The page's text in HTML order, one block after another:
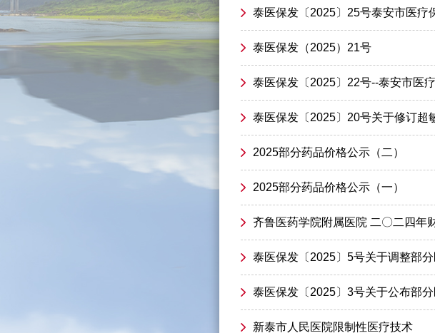
泰医保发〔2025〕25号泰安市医疗
泰医保发（2025）21号
泰医保发〔2025〕22号--泰安市医
泰医保发〔2025〕20号关于修订超
2025部分药品价格公示（二）
2025部分药品价格公示（一）
齐鲁医药学院附属医院 二〇二四年
泰医保发〔2025〕5号关于调整部
泰医保发〔2025〕3号关于公布部
新泰市人民医院限制性医疗技术